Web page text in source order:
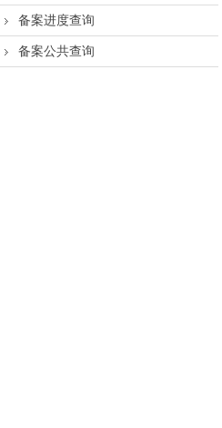
备案进度查询
备案公共查询